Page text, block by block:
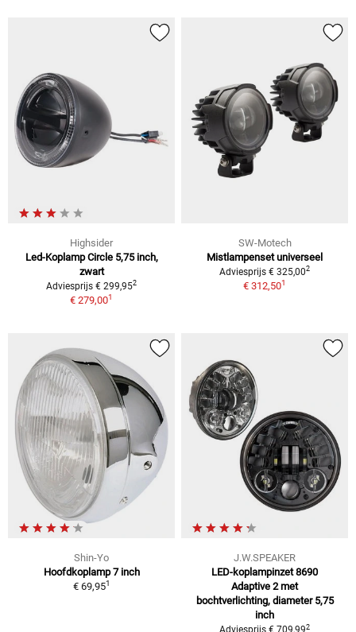
Highsider
Led-Koplamp Circle 5,75 inch,
zwart
Adviesprijs € 299,952
€ 279,001
SW-Motech
Mistlampenset universeel
Adviesprijs € 325,002
€ 312,501
Shin-Yo
Hoofdkoplamp 7 inch
€ 69,951
J.W.SPEAKER
LED-koplampinzet 8690
Adaptive 2 met
bochtverlichting, diameter 5,75
inch
2